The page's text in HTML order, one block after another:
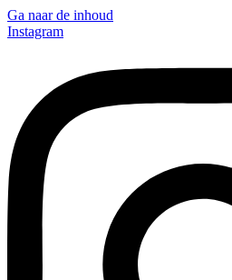
Ga naar de inhoud
Instagram